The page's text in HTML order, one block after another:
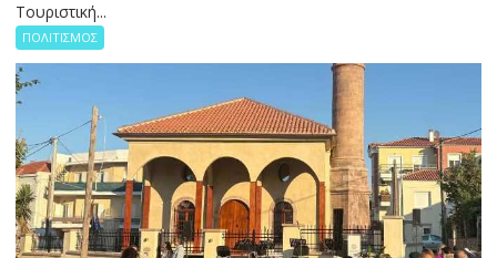
Τουριστική...
ΠΟΛΙΤΙΣΜΟΣ